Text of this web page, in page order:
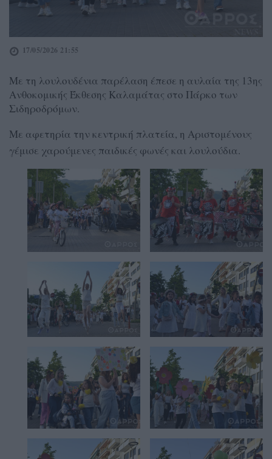
17/05/2026 21:55
Με τη λουλουδένια παρέλαση έπεσε η αυλαία της 13ης
Ανθοκομικής Έκθεσης Καλαμάτας στο Πάρκο των
Σιδηροδρόμων.
Με αφετηρία την κεντρική πλατεία, η Αριστομένους
γέμισε χαρούμενες παιδικές φωνές και λουλούδια.